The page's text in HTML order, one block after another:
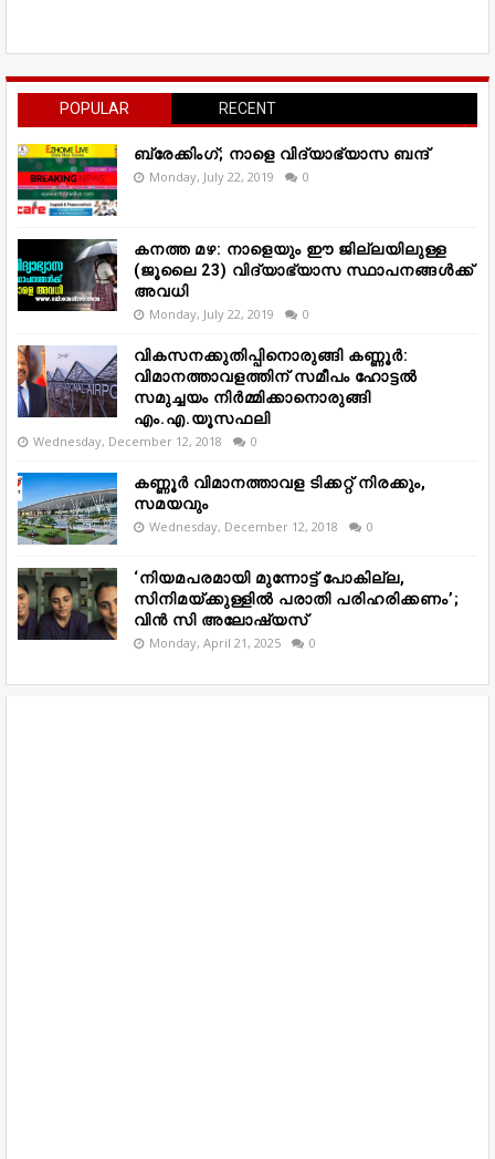
POPULAR RECENT
ബ്രേക്കിംഗ്; നാളെ വിദ്യാഭ്യാസ ബന്ദ്
Monday, July 22, 2019 0
കനത്ത മഴ: നാളെയും ഈ ജില്ലയിലുള്ള
(ജൂലൈ 23) വിദ്യാഭ്യാസ സ്ഥാപനങ്ങൾക്ക്
അവധി
Monday, July 22, 2019 0
വികസനക്കുതിപ്പിനൊരുങ്ങി കണ്ണൂർ:
വിമാനത്താവളത്തിന് സമീപം ഹോട്ടൽ
സമുച്ചയം നിർമ്മിക്കാനൊരുങ്ങി
എം.എ.യൂസഫലി
Wednesday, December 12, 2018 0
കണ്ണൂർ വിമാനത്താവള ടിക്കറ്റ് നിരക്കും,
സമയവും
Wednesday, December 12, 2018 0
‘നിയമപരമായി മുന്നോട്ട് പോകില്ല,
സിനിമയ്ക്കുള്ളിൽ പരാതി പരിഹരിക്കണം’;
വിൻ സി അലോഷ്യസ്
Monday, April 21, 2025 0